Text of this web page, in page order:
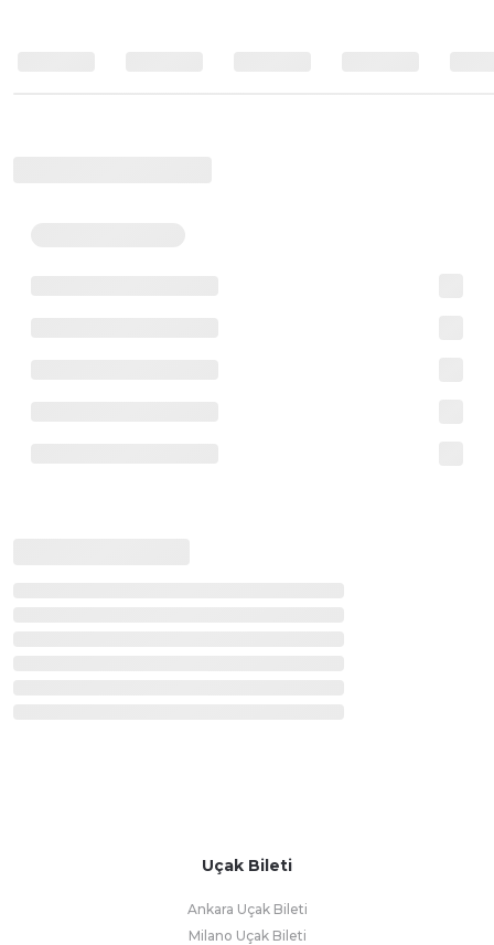
Uçak Bileti
Ankara Uçak Bileti
Milano Uçak Bileti